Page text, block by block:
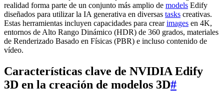
realidad forma parte de un conjunto más amplio de models Edify
diseñados para utilizar la IA generativa en diversas tasks creativas.
Estas herramientas incluyen capacidades para crearimages en 4K,
entornos de Alto Rango Dinámico (HDR) de 360 grados, materiales
de Renderizado Basado en Físicas (PBR) e incluso contenido de
vídeo.
Características clave de NVIDIA Edify
3D en la creación de modelos 3D#